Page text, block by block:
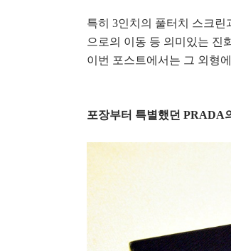
특히 3인치의 풀터치 스크린
으로의 이동 등 의미있는 진
이번 포스트에서는 그 외형
포장부터 특별했던 PRADA